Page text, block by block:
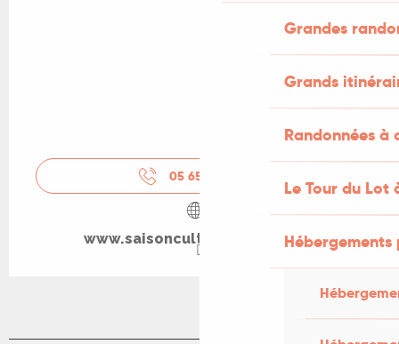
Grandes
Grands
Randonnées
Le Tour du Lot
05 65 20 88
www.saisonculturellecahors.fr